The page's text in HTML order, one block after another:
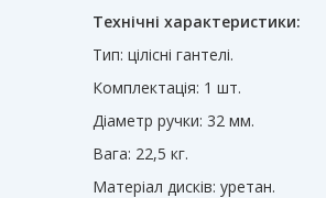
Технічні характеристики:
Тип: цілісні гантелі.
Комплектація: 1 шт.
Діаметр ручки: 32 мм.
Вага: 22,5 кг.
Матеріал дисків: уретан.